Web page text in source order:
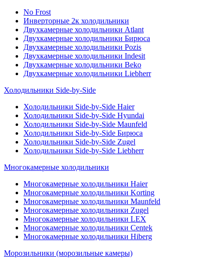
No Frost
Инверторные 2к холодильники
Двухкамерные холодильники Atlant
Двухкамерные холодильники Бирюса
Двухкамерные холодильники Pozis
Двухкамерные холодильники Indesit
Двухкамерные холодильники Beko
Двухкамерные холодильники Liebherr
Холодильники Side-by-Side
Холодильники Side-by-Side Haier
Холодильники Side-by-Side Hyundai
Холодильники Side-by-Side Maunfeld
Холодильники Side-by-Side Бирюса
Холодильники Side-by-Side Zugel
Холодильники Side-by-Side Liebherr
Многокамерные холодильники
Многокамерные холодильники Haier
Многокамерные холодильники Korting
Многокамерные холодильники Maunfeld
Многокамерные холодильники Zugel
Многокамерные холодильники LEX
Многокамерные холодильники Centek
Многокамерные холодильники Hiberg
Морозильники (морозильные камеры)